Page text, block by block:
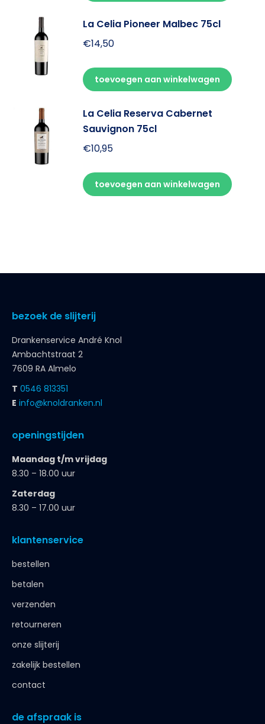
La Celia Pioneer Malbec 75cl
€14,50
toevoegen aan winkelwagen
La Celia Reserva Cabernet
Sauvignon 75cl
€10,95
toevoegen aan winkelwagen
bezoek de slijterij
Drankenservice André Knol
Ambachtstraat 2
7609 RA Almelo
T 0546 813351
E info@knoldranken.nl
openingstijden
Maandag t/m vrijdag
8.30 – 18.00 uur
Zaterdag
8.30 – 17.00 uur
klantenservice
bestellen
betalen
verzenden
retourneren
onze slijterij
zakelijk bestellen
contact
de afspraak is